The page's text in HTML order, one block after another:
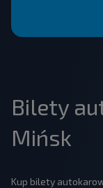
Bilety
Mińsk
Kup bilety